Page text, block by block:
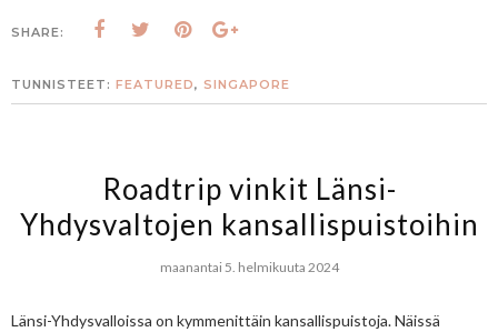
SHARE:
TUNNISTEET: FEATURED, SINGAPORE
Roadtrip vinkit Länsi-
Yhdysvaltojen kansallispuistoihin​
maanantai 5. helmikuuta 2024
Länsi-Yhdysvalloissa on kymmenittäin kansallispuistoja. Näissä